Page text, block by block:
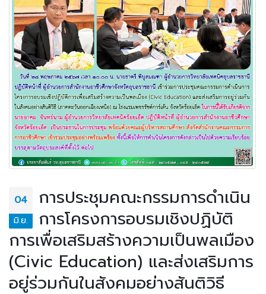
04
มิ.ย.
การประชุมคณะกรรมการดำเนิน
การโครงการอบรมเชิงปฏิบัติ
การเพื่อเสริมสร้างความเป็นพลเมือง
(Civic Education) และส่งเสริมการ
อยู่ร่วมกันในสังคมอย่างสันติวิธี